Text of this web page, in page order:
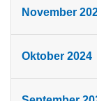
November
Oktober 2024